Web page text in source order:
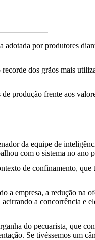
por produtores
dos grãos mais
produção frente aos
da equipe de
com o sistema no ano
de confinamento, que
a empresa, a redução na
a concorrência e
do pecuarista, que
Se tivéssemos um